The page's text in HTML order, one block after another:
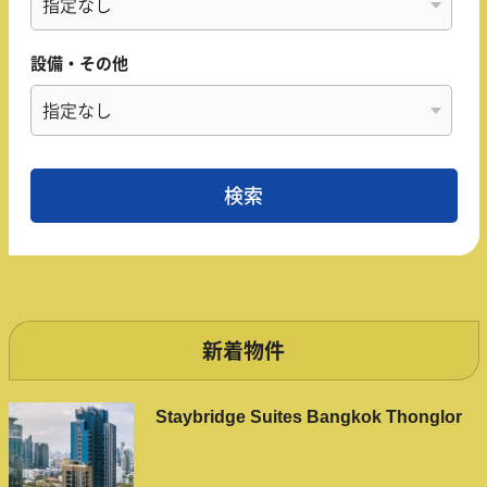
設備・その他
新着物件
Staybridge Suites Bangkok Thonglor